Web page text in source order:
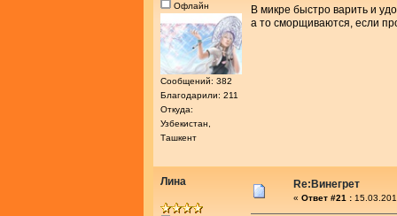
Офлайн
Сообщений: 382
Благодарили: 211
Откуда:
Узбекистан,
Ташкент
В микре быстро варить и
а то сморщиваются, если
Лина Re:Винегрет
« Ответ #21 :